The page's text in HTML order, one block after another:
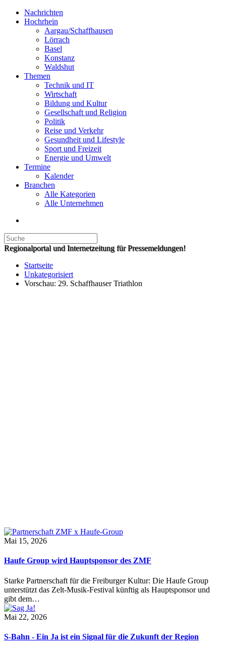
Nachrichten
Hochrhein
Aargau/Schaffhausen
Lörrach
Basel
Konstanz
Waldshut
Themen
Technik und IT
Wirtschaft
Bildung und Kultur
Gesellschaft und Religion
Politik
Reise und Verkehr
Gesundheit und Lifestyle
Sport und Freizeit
Energie und Umwelt
Termine
Kalender
Branchen
Alle Kategorien
Alle Unternehmen
Regionalportal und Internetzeitung für Pressemeldungen!
Startseite
Unkategorisiert
Vorschau: 29. Schaffhauser Triathlon
Mai 15, 2026
Haufe Group wird Hauptsponsor des ZMF
Starke Partnerschaft für die Freiburger Kultur: Die Haufe Group
unterstützt das Zelt-Musik-Festival künftig als Hauptsponsor und
gibt dem…
Mai 22, 2026
S-Bahn - Ein Ja ist ein Signal für die Zukunft der Region